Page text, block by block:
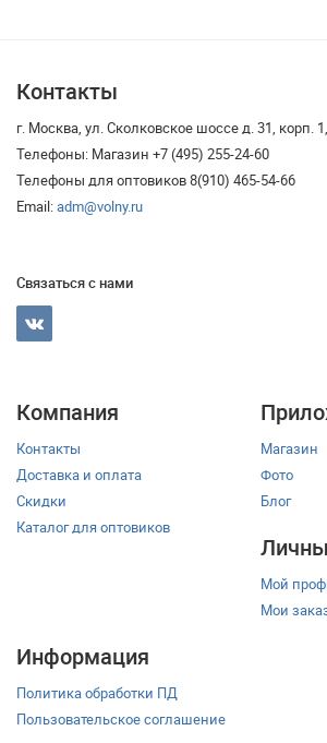
Контакты
г. Москва, ул. Сколковское шоссе д. 31, корп.
Телефоны: Магазин +7 (495) 255-24-60
Телефоны для оптовиков 8(910) 465-54-66
Email:adm@volny.ru
Связаться с нами
Компания
Контакты
Доставка и оплата
Скидки
Каталог для оптовиков
Магазин
Фото
Блог
Мой
Мои
Информация
Политика обработки ПД
Пользовательское соглашение